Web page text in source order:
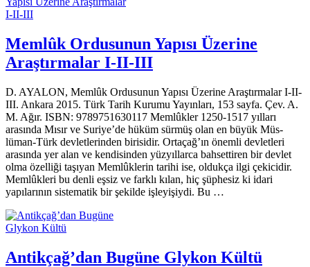
Memlûk Ordusunun Yapısı Üzerine
Araştırmalar I-II-III
D. AYALON, Memlûk Ordusunun Yapısı Üzerine Araştırmalar I-II-
III. Ankara 2015. Türk Tarih Kurumu Yayınları, 153 sayfa. Çev. A.
M. Ağır. ISBN: 9789751630117 Memlûkler 1250-1517 yılları
arasında Mısır ve Suriye’de hüküm sürmüş olan en büyük Müs­
lüman-Türk devletlerinden birisidir. Ortaçağ’ın önemli devlet­leri
arasında yer alan ve ken­disi­n­den yüzyıllarca bahsettiren bir devlet
olma özelliği taşıyan Memlûklerin tarihi ise, oldukça il­­gi çekicidir.
Memlûkleri bu denli eşsiz ve farklı kılan, hiç şüphesiz ki idari
yapılarının siste­matik bir şekilde işleyişiydi. Bu …
Antikçağ’dan Bugüne Glykon Kültü